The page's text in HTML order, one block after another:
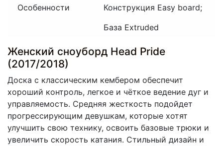
Особенности
Конструкция Easy board;
База Extruded
Женский сноуборд Head Pride
(2017/2018)
Доска с классическим кембером обеспечит
хороший контроль, легкое и чёткое ведение дуг и
управляемость. Средняя жесткость подойдет
прогрессирующим девушкам, которые хотят
улучшить свою технику, освоить базовые трюки и
увеличить скорость катания. Стильный дизайн и